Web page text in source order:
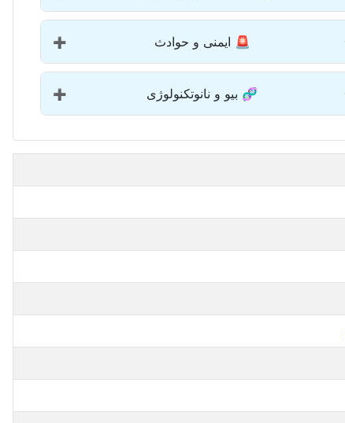
🚨 ایمنی و حوادث ➕
🧬 بیو و نانوتکنولوژی ➕